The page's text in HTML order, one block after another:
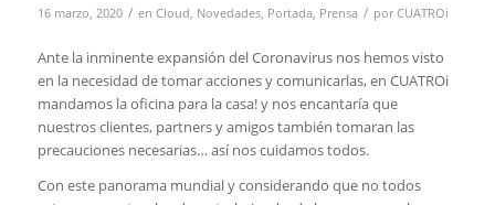
16 marzo, 2020 / en Cloud, Novedades, Portada, Prensa / porCUATROi
Ante la inminente expansión del Coronavirus nos hemos visto
en la necesidad de tomar acciones y comunicarlas, en CUATROi
mandamos la oficina para la casa! y nos encantaría que
nuestros clientes, partners y amigos también tomaran las
precauciones necesarias… así nos cuidamos todos.
Con este panorama mundial y considerando que no todos